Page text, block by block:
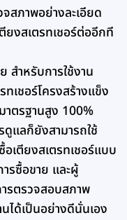
สภาพอย่างละเอียด
ยงสเตรทเชอร์ต่ออีกที
สำหรับการใช้งาน
ทเชอร์โครงสร้างแข็ง
ตรฐานสูง 100%
ดูแลก็ยังสามารถใช้
อเตียงสเตรทเชอร์แบบ
รซื้อขาย และผู้
รตรวจสอบสภาพ
ได้เป็นอย่างดีนั่นเอง